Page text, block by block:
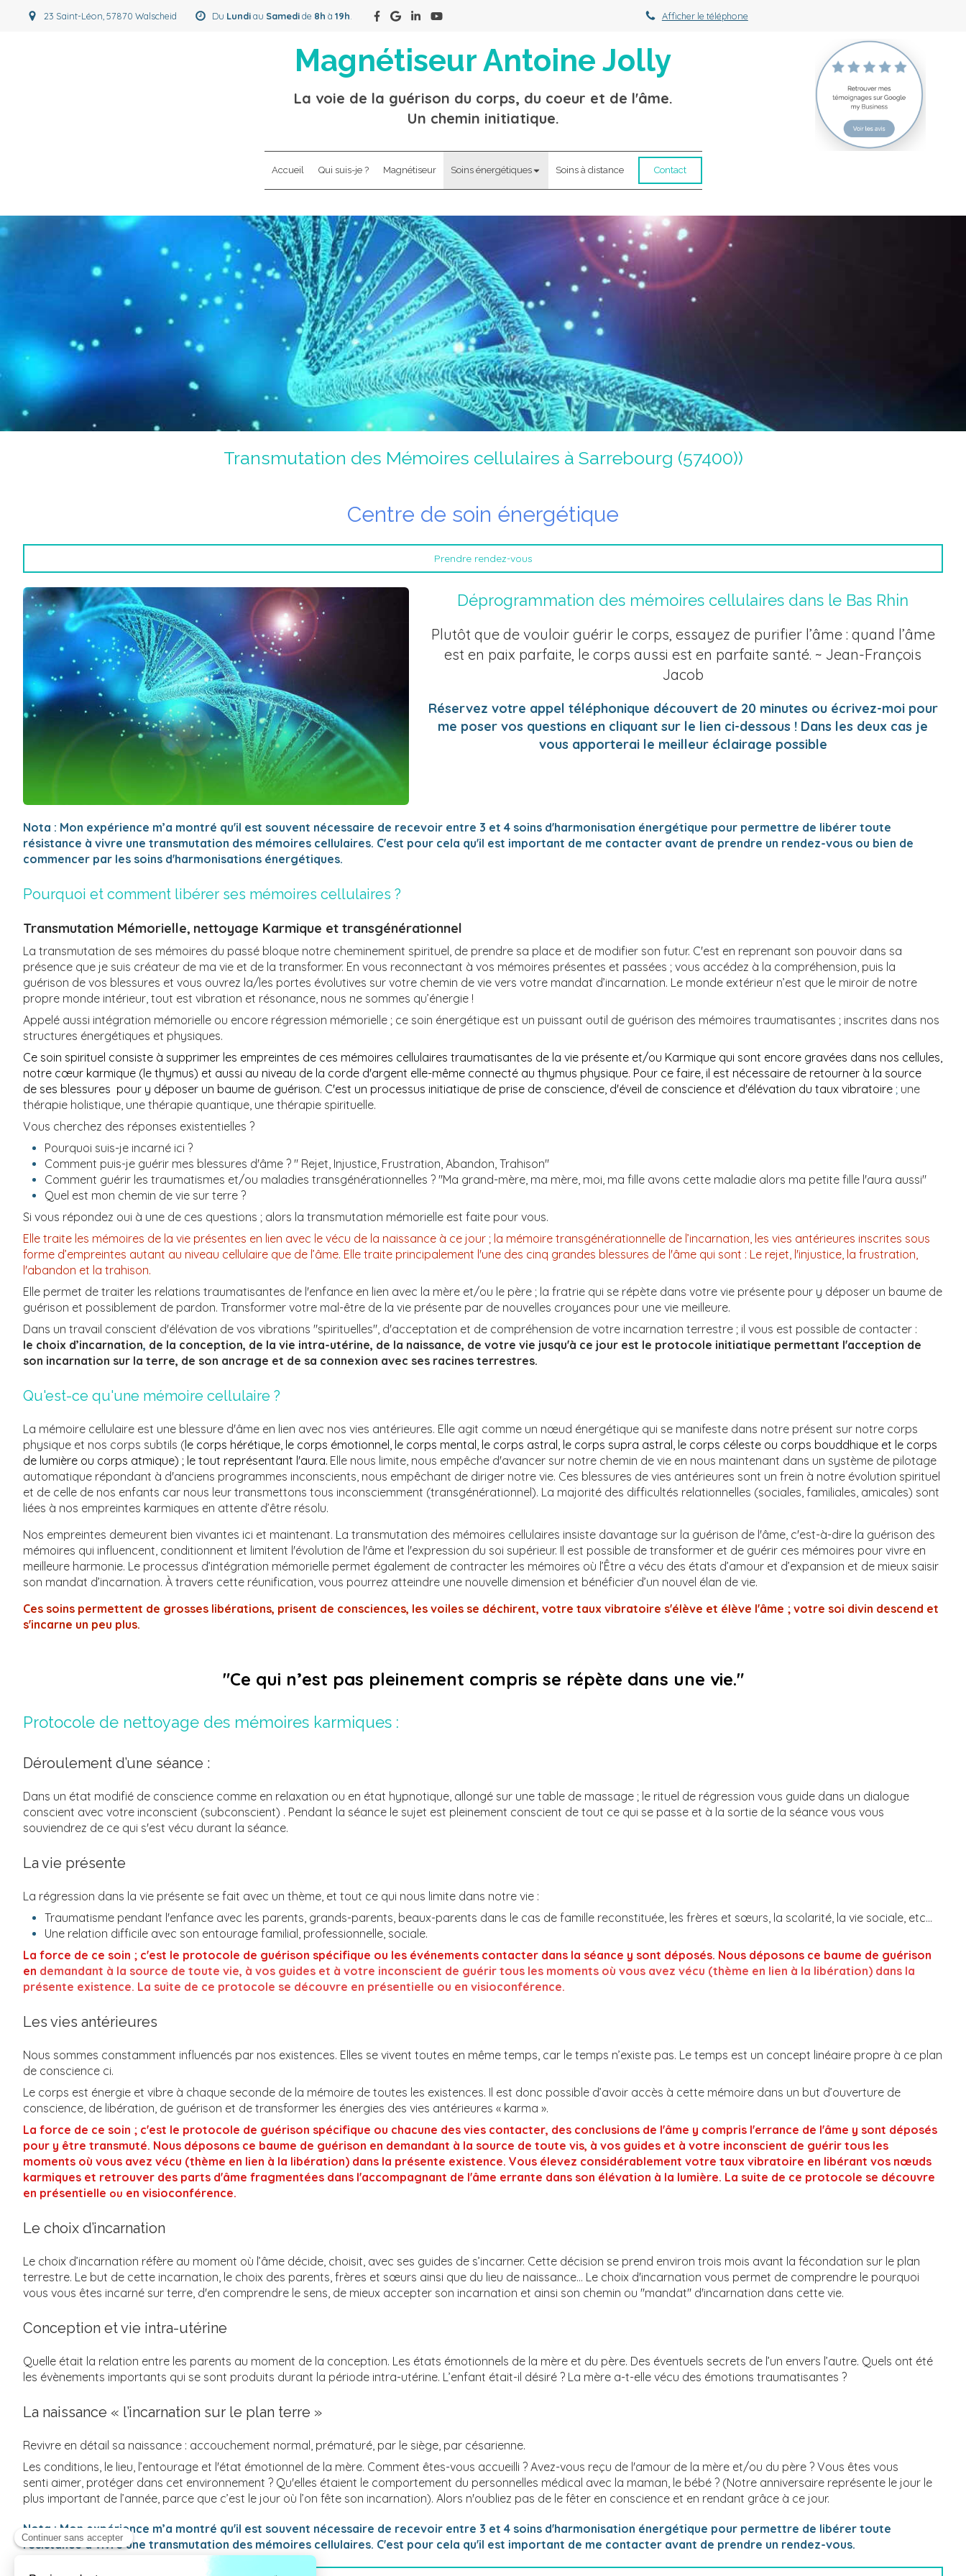
23 Saint-Léon, 57870 Walscheid Du Lundiau Samedide 8h à 19h Afficher le téléphone
Magnétiseur Antoine Jolly
La voie de la guérison du corps, du coeur et de l'âme.
Un chemin initiatique.
Accueil Qui suis-je ? Magnétiseur Soins énergétiques Soins à distance Contact
Transmutation des Mémoires cellulaires à Sarrebourg (57400))
Centre de soin énergétique
Prendre rendez-vous
Déprogrammation des mémoires cellulaires dans le Bas Rhin
Plutôt que de vouloir guérir le corps, essayez de purifier l’âme : quand l’âme
est en paix parfaite, le corps aussi est en parfaite santé. ~ Jean-François
Jacob
Réservez votre appel téléphonique découvert de 20 minutes ou écrivez-moi pour
me poser vos questions en cliquant sur le lien ci-dessous ! Dans les deux cas je
vous apporterai le meilleur éclairage possible
Nota : Mon expérience m’a montré qu'il est souvent nécessaire de recevoir entre 3 et 4 soins d'harmonisation énergétique pour permettre de libérer toute
résistance à vivre une transmutation des mémoires cellulaires. C'est pour cela qu'il est important de me contacter avant de prendre un rendez-vous ou bien de
commencer par les soins d'harmonisations énergétiques.
Pourquoi et comment libérer ses mémoires cellulaires ?
Transmutation Mémorielle, nettoyage Karmique et transgénérationnel
La transmutation de ses mémoires du passé bloque notre cheminement spirituel, de prendre sa place et de modifier son futur. C'est en reprenant son pouvoir dans sa
présence que je suis créateur de ma vie et de la transformer. En vous reconnectant à vos mémoires présentes et passées ; vous accédez à la compréhension, puis la
guérison de vos blessures et vous ouvrez la/les portes évolutives sur votre chemin de vie vers votre mandat d’incarnation. Le monde extérieur n’est que le miroir de notre
propre monde intérieur, tout est vibration et résonance, nous ne sommes qu’énergie !
Appelé aussi intégration mémorielle ou encore régression mémorielle ; ce soin énergétique est un puissant outil de guérison des mémoires traumatisantes ; inscrites dans nos
structures énergétiques et physiques.
Ce soin spirituel consiste à supprimer les empreintes de ces mémoires cellulaires traumatisantes de la vie présente et/ou Karmique qui sont encore gravées dans nos cellules,
notre cœur karmique (le thymus) et aussi au niveau de la corde d'argent elle-même connecté au thymus physique. Pour ce faire, il est nécessaire de retourner à la source
de ses blessures pour y déposer un baume de guérison. C'est un processus initiatique de prise de conscience, d'éveil de conscience et d'élévation du taux vibratoire ; une
thérapie holistique, une thérapie quantique, une thérapie spirituelle.
Vous cherchez des réponses existentielles ?
Pourquoi suis-je incarné ici ?
Comment puis-je guérir mes blessures d'âme ? " Rejet, Injustice, Frustration, Abandon, Trahison"
Comment guérir les traumatismes et/ou maladies transgénérationnelles ? "Ma grand-mère, ma mère, moi, ma fille avons cette maladie alors ma petite fille l'aura aussi"
Quel est mon chemin de vie sur terre ?
Si vous répondez oui à une de ces questions ; alors la transmutation mémorielle est faite pour vous.
Elle traite les mémoires de la vie présentes en lien avec le vécu de la naissance à ce jour ; la mémoire transgénérationnelle de l’incarnation, les vies antérieures inscrites sous
forme d’empreintes autant au niveau cellulaire que de l’âme. Elle traite principalement l'une des cinq grandes blessures de l'âme qui sont : Le rejet, l'injustice, la frustration,
l'abandon et la trahison.
Elle permet de traiter les relations traumatisantes de l'enfance en lien avec la mère et/ou le père ; la fratrie qui se répète dans votre vie présente pour y déposer un baume de
guérison et possiblement de pardon. Transformer votre mal-être de la vie présente par de nouvelles croyances pour une vie meilleure.
Dans un travail conscient d'élévation de vos vibrations "spirituelles", d'acceptation et de compréhension de votre incarnation terrestre ; il vous est possible de contacter :
le choix d’incarnation, de la conception, de la vie intra-utérine, de la naissance, de votre vie jusqu'à ce jour est le protocole initiatique permettant l'acception de
son incarnation sur la terre, de son ancrage et de sa connexion avec ses racines terrestres.
Qu'est-ce qu'une mémoire cellulaire ?​
La mémoire cellulaire est une blessure d'âme en lien avec nos vies antérieures. Elle agit comme un nœud énergétique qui se manifeste dans notre présent sur notre corps
physique et nos corps subtils (le corps hérétique, le corps émotionnel, le corps mental, le corps astral, le corps supra astral, le corps céleste ou corps bouddhique et le corps
de lumière ou corps atmique) ; le tout représentant l'aura. Elle nous limite, nous empêche d'avancer sur notre chemin de vie en nous maintenant dans un système de pilotage
automatique répondant à d'anciens programmes inconscients, nous empêchant de diriger notre vie. Ces blessures de vies antérieures sont un frein à notre évolution spirituel
et de celle de nos enfants car nous leur transmettons tous inconsciemment (transgénérationnel). La majorité des difficultés relationnelles (sociales, familiales, amicales) sont
liées à nos empreintes karmiques en attente d’être résolu.
Nos empreintes demeurent bien vivantes ici et maintenant. La transmutation des mémoires cellulaires insiste davantage sur la guérison de l'âme, c'est-à-dire la guérison des
mémoires qui influencent, conditionnent et limitent l'évolution de l'âme et l'expression du soi supérieur. Il est possible de transformer et de guérir ces mémoires pour vivre en
meilleure harmonie. Le processus d’intégration mémorielle permet également de contracter les mémoires où l’Être a vécu des états d’amour et d’expansion et de mieux saisir
son mandat d’incarnation. À travers cette réunification, vous pourrez atteindre une nouvelle dimension et bénéficier d’un nouvel élan de vie.
Ces soins permettent de grosses libérations, prisent de consciences, les voiles se déchirent, votre taux vibratoire s'élève et élève l'âme ; votre soi divin descend et
s'incarne un peu plus.
"Ce qui n’est pas pleinement compris se répète dans une vie."
Protocole de nettoyage des mémoires karmiques :
Déroulement d’une séance :
Dans un état modifié de conscience comme en relaxation ou en état hypnotique, allongé sur une table de massage ; le rituel de régression vous guide dans un dialogue
conscient avec votre inconscient (subconscient) . Pendant la séance le sujet est pleinement conscient de tout ce qui se passe et à la sortie de la séance vous vous
souviendrez de ce qui s'est vécu durant la séance.
La vie présente
La régression dans la vie présente se fait avec un thème, et tout ce qui nous limite dans notre vie :
Traumatisme pendant l'enfance avec les parents, grands-parents, beaux-parents dans le cas de famille reconstituée, les frères et sœurs, la scolarité, la vie sociale, etc...
Une relation difficile avec son entourage familial, professionnelle, sociale.
La force de ce soin ; c'est le protocole de guérison spécifique ou les événements contacter dans la séance y sont déposés. Nous déposons ce baume de guérison
en demandant à la source de toute vie, à vos guides et à votre inconscient de guérir tous les moments où vous avez vécu (thème en lien à la libération) dans la
présente existence. La suite de ce protocole se découvre en présentielle ou en visioconférence.
Les vies antérieures
Nous sommes constamment influencés par nos existences. Elles se vivent toutes en même temps, car le temps n’existe pas. Le temps est un concept linéaire propre à ce plan
de conscience ci.
Le corps est énergie et vibre à chaque seconde de la mémoire de toutes les existences. Il est donc possible d’avoir accès à cette mémoire dans un but d’ouverture de
conscience, de libération, de guérison et de transformer les énergies des vies antérieures « karma ».
La force de ce soin ; c'est le protocole de guérison spécifique ou chacune des vies contacter, des conclusions de l'âme y compris l'errance de l'âme y sont déposés
pour y être transmuté. Nous déposons ce baume de guérison en demandant à la source de toute vis, à vos guides et à votre inconscient de guérir tous les
moments où vous avez vécu (thème en lien à la libération) dans la présente existence. Vous élevez considérablement votre taux vibratoire en libérant vos nœuds
karmiques et retrouver des parts d'âme fragmentées dans l'accompagnant de l'âme errante dans son élévation à la lumière. La suite de ce protocole se découvre
en présentielle ou en visioconférence.
Le choix d’incarnation
Le choix d’incarnation réfère au moment où l’âme décide, choisit, avec ses guides de s’incarner. Cette décision se prend environ trois mois avant la fécondation sur le plan
terrestre. Le but de cette incarnation, le choix des parents, frères et sœurs ainsi que du lieu de naissance... Le choix d'incarnation vous permet de comprendre le pourquoi
vous vous êtes incarné sur terre, d'en comprendre le sens, de mieux accepter son incarnation et ainsi son chemin ou "mandat" d'incarnation dans cette vie.
Conception et vie intra-utérine
Quelle était la relation entre les parents au moment de la conception. Les états émotionnels de la mère et du père. Des éventuels secrets de l’un envers l’autre. Quels ont été
les évènements importants qui se sont produits durant la période intra-utérine. L’enfant était-il désiré ? La mère a-t-elle vécu des émotions traumatisantes ?
La naissance « l’incarnation sur le plan terre »
Revivre en détail sa naissance : accouchement normal, prématuré, par le siège, par césarienne.
Les conditions, le lieu, l’entourage et l'état émotionnel de la mère. Comment êtes-vous accueilli ? Avez-vous reçu de l'amour de la mère et/ou du père ? Vous êtes vous
senti aimer, protéger dans cet environnement ? Qu'elles étaient le comportement du personnelles médical avec la maman, le bébé ? (Notre anniversaire représente le jour le
plus important de l’année, parce que c’est le jour où l’on fête son incarnation). Alors n'oubliez pas de le fêter en conscience et en rendant grâce à ce jour.
Nota : Mon expérience m’a montré qu'il est souvent nécessaire de recevoir entre 3 et 4 soins d'harmonisation énergétique pour permettre de libérer toute
résistance à vivre une transmutation des mémoires cellulaires. C'est pour cela qu'il est important de me contacter avant de prendre un rendez-vous.